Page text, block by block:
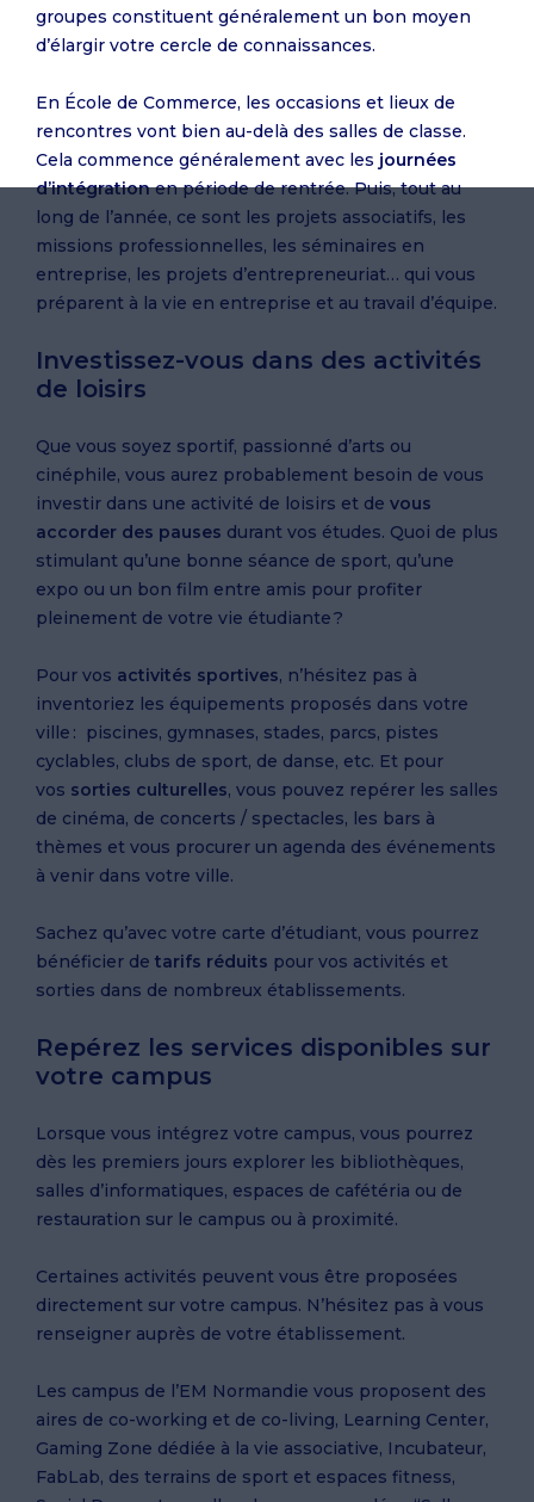
groupes constituent généralement un bon moyen
d’élargir votre cercle de connaissances.
En École de Commerce, les occasions et lieux de
rencontres vont bien au-delà des salles de classe.
Cela commence généralement avec les journées
d’intégrationen période de rentrée. Puis, tout au
long de l’année, ce sont les projets associatifs, les
missions professionnelles, les séminaires en
entreprise, les projets d’entrepreneuriat… qui vous
préparent à la vie en entreprise et au travail d’équipe.
Investissez-vous dans des activités
de loisirs
Que vous soyez sportif, passionné d’arts ou
cinéphile, vous aurez probablement besoin de vous
investir dans une activité de loisirs et de vous
accorder des pauses durant vos études. Quoi de plus
stimulant qu’une bonne séance de sport, qu’une
expo ou un bon film entre amis pour profiter
pleinement de votre vie étudiante ?
Pour vos activités sportives, n’hésitez pas à
inventoriez les équipements proposés dans votre
ville : piscines, gymnases, stades, parcs, pistes
cyclables, clubs de sport, de danse, etc. Et pour
vos sorties culturelles, vous pouvez repérer les salles
de cinéma, de concerts / spectacles, les bars à
thèmes et vous procurer un agenda des événements
à venir dans votre ville.
Sachez qu’avec votre carte d’étudiant, vous pourrez
bénéficier de tarifs réduits pour vos activités et
sorties dans de nombreux établissements.
Repérez les services disponibles sur
votre campus
Lorsque vous intégrez votre campus, vous pourrez
dès les premiers jours explorer les bibliothèques,
salles d’informatiques, espaces de cafétéria ou de
restauration sur le campus ou à proximité.
Certaines activités peuvent vous être proposées
directement sur votre campus. N’hésitez pas à vous
renseigner auprès de votre établissement.
Les campus de l’EM Normandie vous proposent des
aires de co-working et de co-living, Learning Center,
Gaming Zone dédiée à la vie associative, Incubateur,
FabLab, des terrains de sport et espaces fitness,